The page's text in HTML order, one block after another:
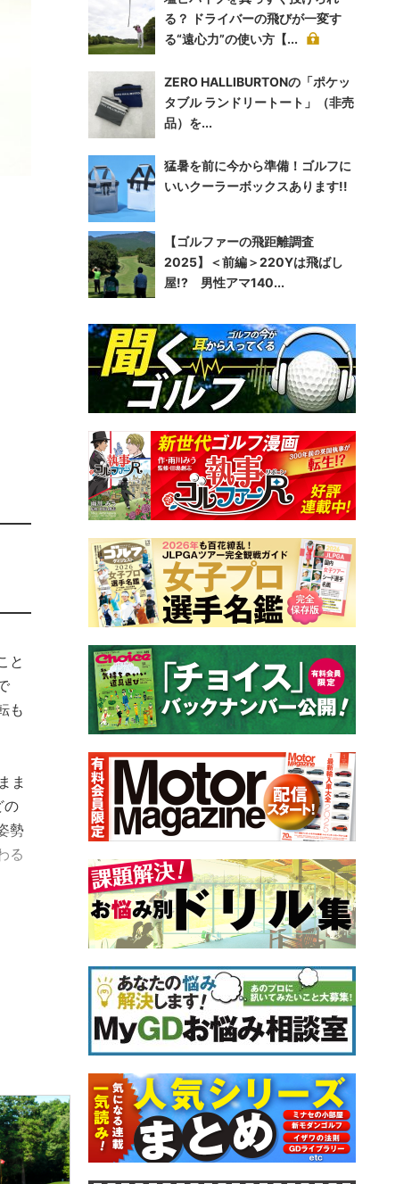
と
も
ま
の
勢
る
る？ ドライバーの飛びが一変す
る“遠心力”の使い方【...
ZERO HALLIBURTONの「ポケッ
タブル ランドリートート」（非売
品）を...
猛暑を前に今から準備！ゴルフに
いいクーラーボックスあります!!
【ゴルファーの飛距離調査
2025】＜前編＞220Yは飛ばし
屋!? 男性アマ140...